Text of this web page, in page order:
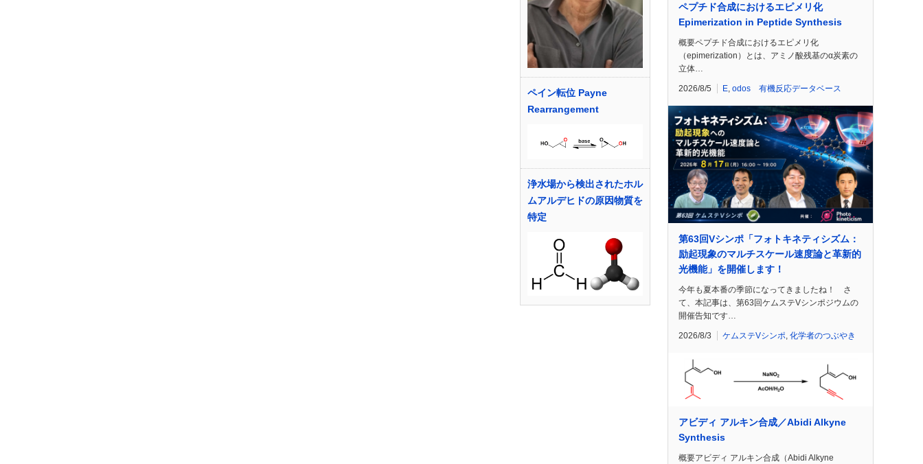
ペイン転位 Payne
Rearrangement
浄水場から検出されたホル
ムアルデヒドの原因物質を
特定
ペプチド合成におけるエピメリ化
Epimerization in Peptide Synthesis
概要ペプチド合成におけるエピメリ化
（epimerization）とは、アミノ酸残基のα炭素の
立体…
2026/8/5 E odos 有機反応データベース
第63回Vシンポ「フォトキネティシズム：
励起現象のマルチスケール速度論と革新的
光機能」を開催します！
今年も夏本番の季節になってきましたね！ さ
て、本記事は、第63回ケムステVシンポジウムの
開催告知です…
2026/8/3 ケムステVシンポ, 化学者のつぶやき
アビディ アルキン合成／Abidi Alkyne
Synthesis
概要アビディ アルキン合成（Abidi Alkyne